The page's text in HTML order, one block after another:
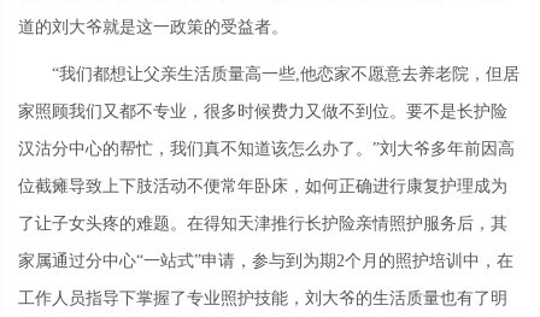
道的刘大爷就是这一政策的受益者。
“我们都想让父亲生活质量高一些,他恋家不愿意去养老院，但居
家照顾我们又都不专业，很多时候费力又做不到位。要不是长护险
汉沽分中心的帮忙，我们真不知道该怎么办了。”刘大爷多年前因高
位截瘫导致上下肢活动不便常年卧床，如何正确进行康复护理成为
了让子女头疼的难题。在得知天津推行长护险亲情照护服务后，其
家属通过分中心“一站式”申请，参与到为期2个月的照护培训中，在
工作人员指导下掌握了专业照护技能，刘大爷的生活质量也有了明